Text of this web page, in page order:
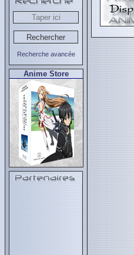
Recherche avancée
Anime Store